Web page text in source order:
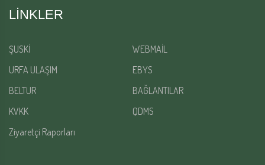
LINKLER
ŞUSKİ
WEBMAİL
URFA ULAŞIM
EBYS
BELTUR
BAĞLANTILAR
KVKK
QDMS
Ziyaretçi Raporları